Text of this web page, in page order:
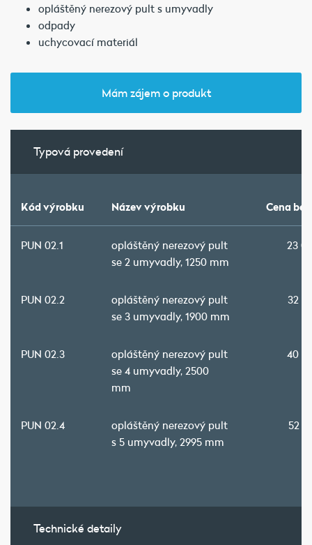
opláštěný nerezový pult s umyvadly
odpady
uchycovací materiál
Mám zájem o produkt
Typová provedení
Kód výrobku Název výrobku Cena
PUN 02.1
opláštěný nerezový pult
se 2 umyvadly, 1250 mm
23
PUN 02.2
opláštěný nerezový pult
se 3 umyvadly, 1900 mm
32
PUN 02.3
opláštěný nerezový pult
se 4 umyvadly, 2500
mm
40
PUN 02.4
opláštěný nerezový pult
s 5 umyvadly, 2995 mm
52
Technické detaily